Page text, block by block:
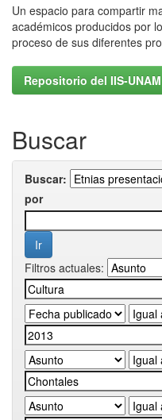
Un espacio para compartir
académicos producidos por
proceso de sus diferentes
Repositorio del IIS-UNAM
Buscar
Buscar:
por
Filtros actuales: